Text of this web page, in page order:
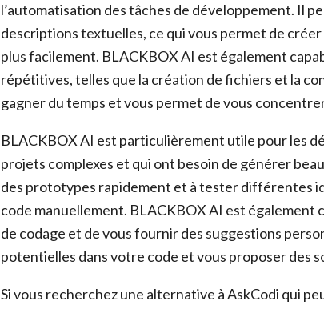
l’automatisation des tâches de développement. Il
descriptions textuelles, ce qui vous permet de
plus facilement. BLACKBOX AI est également
répétitives, telles que la création de fichiers et la
gagner du temps et vous permet de vous
BLACKBOX AI est particulièrement utile pour les
projets complexes et qui ont besoin de générer
des prototypes rapidement et à tester différentes
code manuellement. BLACKBOX AI est également
de codage et de vous fournir des suggestions
potentielles dans votre code et vous proposer des
Si vous recherchez une alternative à AskCodi qui